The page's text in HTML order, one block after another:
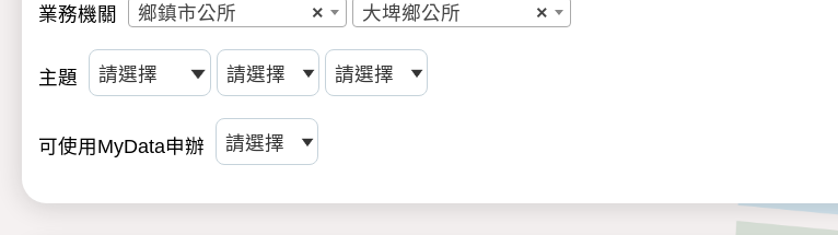
業務機關 ×
鄉鎮市公所 ×
大埤鄉公所
主題
可使用MyData申辦